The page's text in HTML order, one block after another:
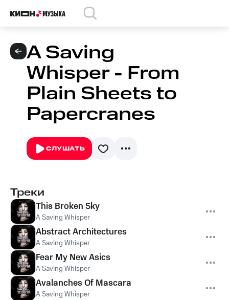
A Saving
Whisper - From
Plain Sheets to
Papercranes
СЛУШАТЬ
Треки
This Broken Sky
A Saving Whisper
Abstract Architectures
A Saving Whisper
Fear My New Asics
A Saving Whisper
Avalanches Of Mascara
A Saving Whisper